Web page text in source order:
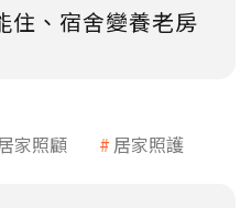
住、宿舍變養老房
家照顧 居家照護